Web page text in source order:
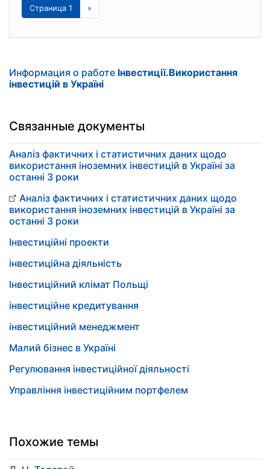
Страница 1 »
Информация о работе Інвестиції.Використання
інвестицій в Україні
Связанные документы
Аналіз фактичних і статистичних даних щодо
використання іноземних інвестицій в Україні за
останні 3 роки
Аналіз фактичних і статистичних даних щодо
використання іноземних інвестицій в Україні за
останні 3 роки
Інвестиційні проекти
інвестиційна діяльність
Інвестиційний клімат Польщі
інвестиційне кредитування
інвестиційний менеджмент
Малий бізнес в Україні
Регулювання інвестиційної діяльності
Управління інвестиційним портфелем
Похожие темы